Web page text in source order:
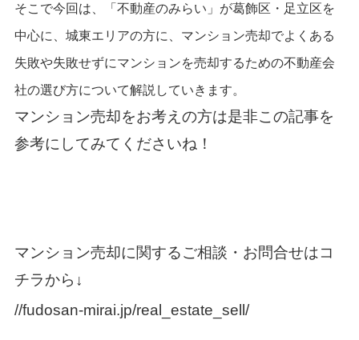
そこで今回は、 「 不動産のみらい 」が葛飾区・足立区を
中心に、城東エリアの方に、 マンション売却でよくある
失敗や失敗せずにマンションを売却するための不動産会
社の選び方について解説していきます。
マンション売却をお考えの方は是非この記事を
参考にしてみてくださいね！
マンション売却に関するご相談・お問合せはコ
チラから↓
//fudosan-mirai.jp/real_estate_sell/